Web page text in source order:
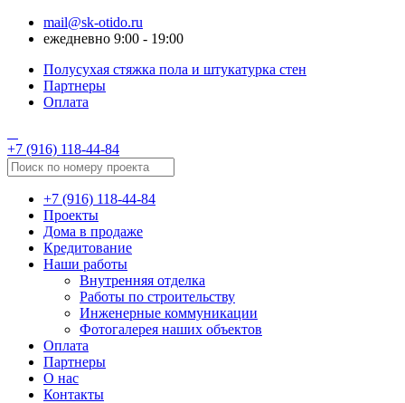
mail@sk-otido.ru
ежедневно 9:00 - 19:00
Полусухая стяжка пола и штукатурка стен
Партнеры
Оплата
+7 (916) 118-44-84
+7 (916) 118-44-84
Проекты
Дома в продаже
Кредитование
Наши работы
Внутренняя отделка
Работы по строительству
Инженерные коммуникации
Фотогалерея наших объектов
Оплата
Партнеры
О нас
Контакты